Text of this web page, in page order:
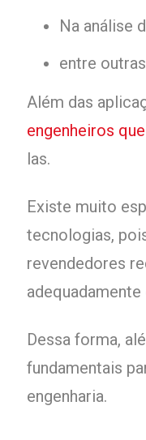
Na análise
entre
Além das
engenheiros
las.
Existe muito
tecnologias,
revendedores
Dessa forma,
fundamentais
engenharia.